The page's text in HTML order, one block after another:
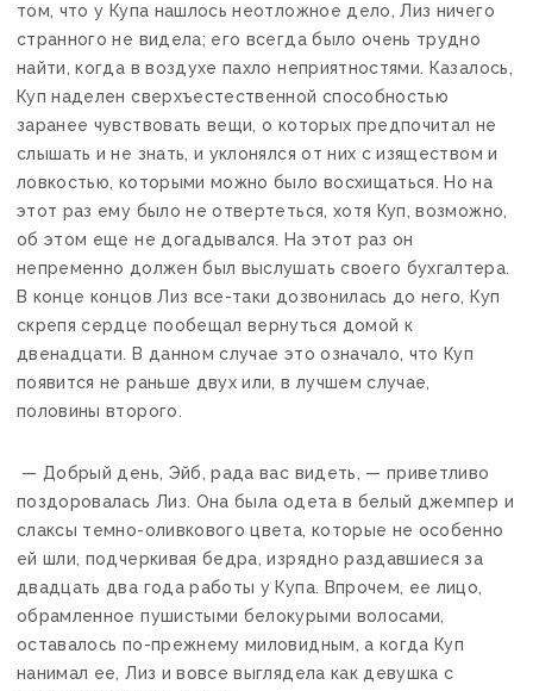
том, что у Купа нашлось неотложное дело, Лиз ничего
странного не видела; его всегда было очень трудно
найти, когда в воздухе пахло неприятностями. Казалось,
Куп наделен сверхъестественной способностью
заранее чувствовать вещи, о которых предпочитал не
слышать и не знать, и уклонялся от них с изяществом и
ловкостью, которыми можно было восхищаться. Но на
этот раз ему было не отвертеться, хотя Куп, возможно,
об этом еще не догадывался. На этот раз он
непременно должен был выслушать своего бухгалтера.
В конце концов Лиз все-таки дозвонилась до него, Куп
скрепя сердце пообещал вернуться домой к
двенадцати. В данном случае это означало, что Куп
появится не раньше двух или, в лучшем случае,
половины второго.
— Добрый день, Эйб, рада вас видеть, — приветливо
поздоровалась Лиз. Она была одета в белый джемпер и
слаксы темно-оливкового цвета, которые не особенно
ей шли, подчеркивая бедра, изрядно раздавшиеся за
двадцать два года работы у Купа. Впрочем, ее лицо,
обрамленное пушистыми белокурыми волосами,
оставалось по-прежнему миловидным, а когда Куп
нанимал ее, Лиз и вовсе выглядела как девушка с